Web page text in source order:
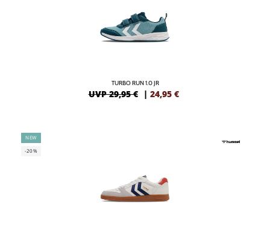
TURBO RUN 1.0 JR
UVP 29,95 € | 24,95 €
NEW
-20%